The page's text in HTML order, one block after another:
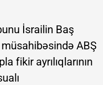
İsrailin Baş
ABŞ
fikir ayrılıqlarının